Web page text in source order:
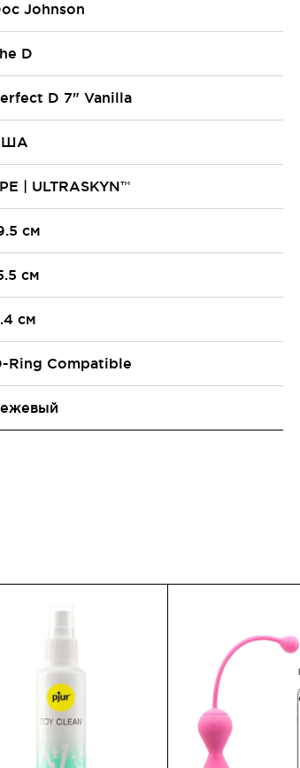
Johnson
D
D 7" Vanilla
| ULTRASKYN™
см
см
см
Ring Compatible